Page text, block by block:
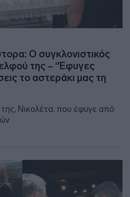
Ο συγκλονιστικός
της – “Έφυγες
το αστεράκι μας τη
Νικολέτα, που έφυγε από